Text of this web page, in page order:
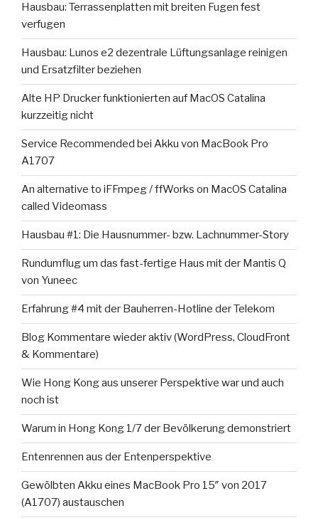
Hausbau: Terrassenplatten mit breiten Fugen fest
verfugen
Hausbau: Lunos e2 dezentrale Lüftungsanlage reinigen
und Ersatzfilter beziehen
Alte HP Drucker funktionierten auf MacOS Catalina
kurzzeitig nicht
Service Recommended bei Akku von MacBook Pro
A1707
An alternative to iFFmpeg / ffWorks on MacOS Catalina
called Videomass
Hausbau #1: Die Hausnummer- bzw. Lachnummer-Story
Rundumflug um das fast-fertige Haus mit der Mantis Q
von Yuneec
Erfahrung #4 mit der Bauherren-Hotline der Telekom
Blog Kommentare wieder aktiv (WordPress, CloudFront
& Kommentare)
Wie Hong Kong aus unserer Perspektive war und auch
noch ist
Warum in Hong Kong 1/7 der Bevölkerung demonstriert
Entenrennen aus der Entenperspektive
Gewölbten Akku eines MacBook Pro 15″ von 2017
(A1707) austauschen